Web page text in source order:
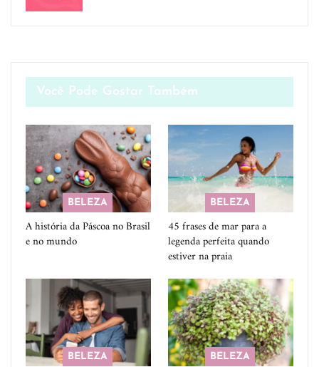
Você Pode Gostar Também
BELEZA
A história da Páscoa no Brasil
e no mundo
BELEZA
45 frases de mar para a
legenda perfeita quando
estiver na praia
BELEZA BELEZA